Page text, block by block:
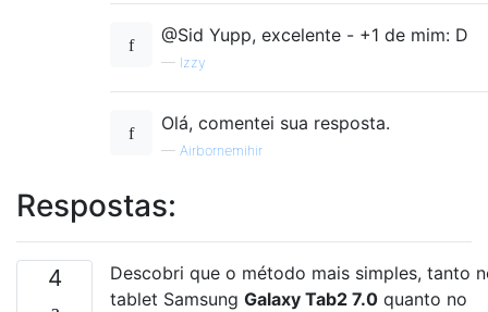
@Sid Yupp, excelente - +1 de mim: D
— Izzy
Olá, comentei sua resposta.
— Airbornemihir
Respostas:
4
Descobri que o método mais simples, tanto
tablet Samsung Galaxy Tab2 7.0 quanto no